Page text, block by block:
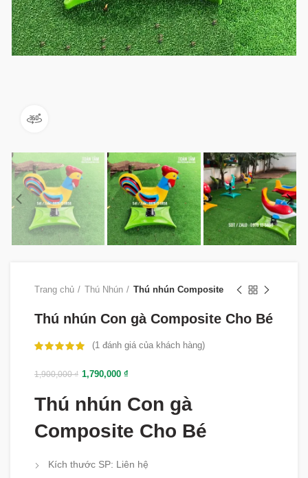
Trang chủ Thú Nhún Thú nhún Composite
Thú nhún Con gà Composite Cho Bé
(1 đánh giá của khách hàng)
1,900,000₫ 1,790,000 ₫
Thú nhún Con gà
Composite Cho Bé
Kích thước SP: Liên hệ